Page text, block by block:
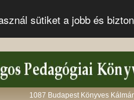
sütiket a jobb és
1087 Budapest Könyves